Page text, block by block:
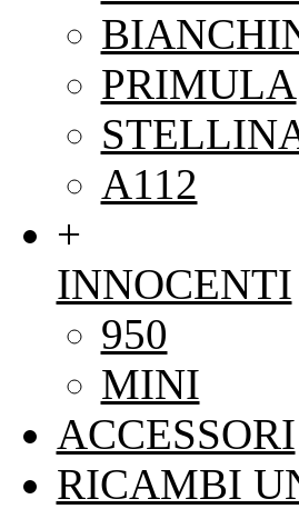
PRIMULA
A112
+
INNOCENTI
950
MINI
ACCESSORI
RICAMBI